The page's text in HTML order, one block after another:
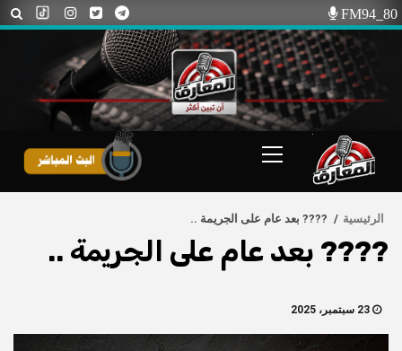
Skip
to
content
FM94_80
Menu
الرئيسية ???? بعد عام على الجريمة ..
???? بعد عام على الجريمة ..